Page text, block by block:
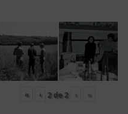
« ‹ 2 de2 › »